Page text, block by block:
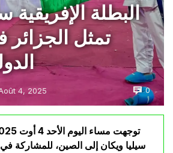
البطلة الإفريقية
تمثل الجزائر
4, 2025 0
سيليا ويكان إلى الصين، للمشاركة في